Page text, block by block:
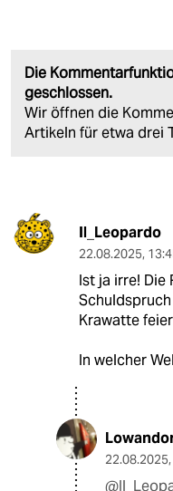
Die
geschlossen.
Wir öffnen die
Artikeln für etwa drei
Il_Leopardo
22.08.2025,
Ist ja irre!
Krawatte
In welcher
22.08.2025,